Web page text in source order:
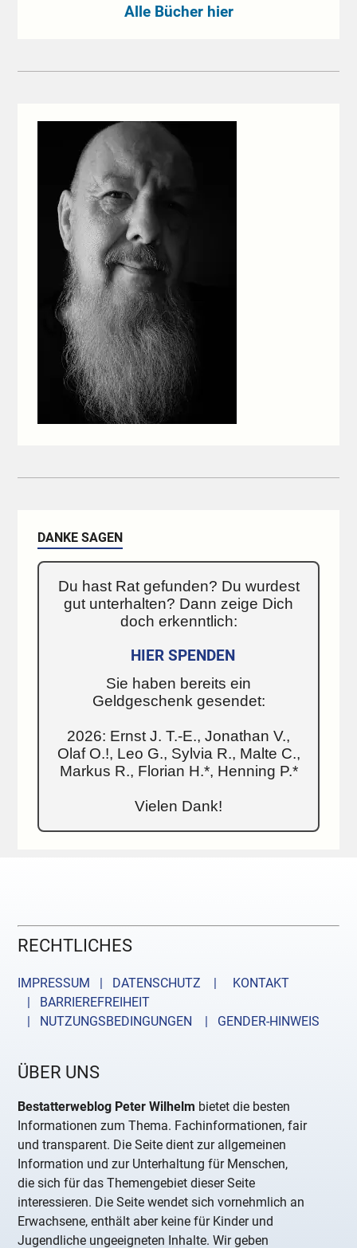
Alle Bücher hier
DANKE SAGEN
Du hast Rat gefunden? Du wurdest
gut unterhalten? Dann zeige Dich
doch erkenntlich:
HIER SPENDEN
Sie haben bereits ein
Geldgeschenk gesendet:
2026: Ernst J. T.-E., Jonathan V.,
Olaf O.!, Leo G., Sylvia R., Malte C.,
Markus R., Florian H.*, Henning P.*
Vielen Dank!
RECHTLICHES
IMPRESSUM | DATENSCHUTZ |
KONTAKT
| BARRIEREFREIHEIT
| NUTZUNGSBEDINGUNGEN
| GENDER-HINWEIS
ÜBER UNS
Bestatterweblog Peter Wilhelm bietet die besten
Informationen zum Thema. Fachinformationen, fair
und transparent. Die Seite dient zur allgemeinen
Information und zur Unterhaltung für Menschen,
die sich für das Themengebiet dieser Seite
interessieren. Die Seite wendet sich vornehmlich an
Erwachsene, enthält aber keine für Kinder und
Jugendliche ungeeigneten Inhalte. Wir geben